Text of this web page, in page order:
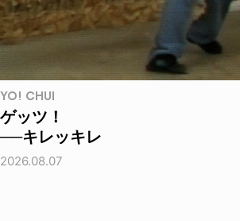
YO! CHUI
ゲッツ！
──キレッキレ
2026.08.07